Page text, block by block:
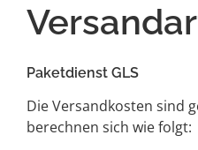
Paketdienst GLS
Die Versandkosten sind
berechnen sich wie folgt: